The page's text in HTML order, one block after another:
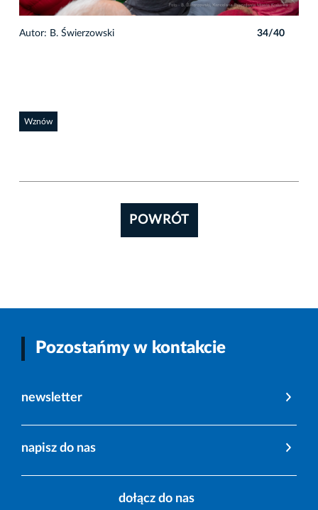
Autor: B. Świerzowski 34/40
Wznów
POWRÓT
Pozostańmy w kontakcie
newsletter
napisz do nas
dołącz do nas